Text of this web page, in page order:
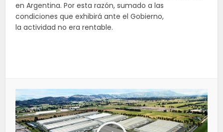
en Argentina. Por esta razón, sumado a las
condiciones que exhibirá ante el Gobierno,
la actividad no era rentable.